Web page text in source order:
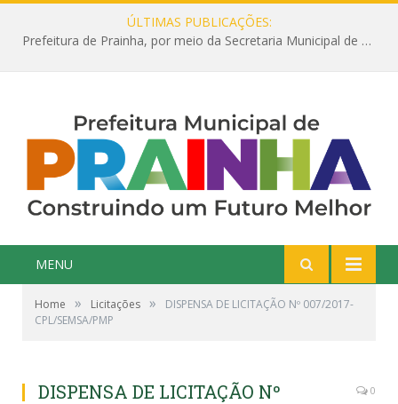
ÚLTIMAS PUBLICAÇÕES:
Prefeitura de Prainha, por meio da Secretaria Municipal de Educação, abre 354 vagas na área da Educação para 2025 com processo seletivo simplificado
MENU
Home » Licitações »
DISPENSA DE LICITAÇÃO Nº 007/2017-
CPL/SEMSA/PMP
DISPENSA DE LICITAÇÃO Nº
0